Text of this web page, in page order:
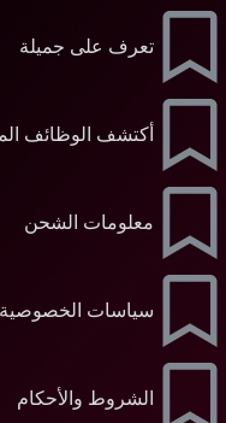
تعرف على جميلة
أكتشف الوظائف
معلومات الشحن
سياسات الخصوصية
الشروط والأحكام